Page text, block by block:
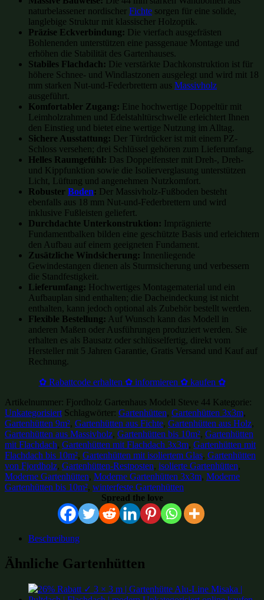
naturbelassener nordischer Fichte sorgen für eine solide,
langlebige Struktur mit klassischer Holzoptik.
Präzise Eckverbindung: Die vierfach ausgefrästen
Bohlenenden unterstützen eine passgenaue Montage und
erhöhen die Stabilität des Gartenhauses.
Stabiles Flachdach: Die verstärkte Dachkonstruktion ist für
höhere Schnee- und Windlastzonen ausgelegt und wird mit 18
mm starken Nut-und-Federbrettern aus Massivholz
ausgeführt.
Komfortabler Zugang: Eine hochwertige Doppeltür mit
Leimholzrahmen und Edelstahltürschwelle erleichtert Ihnen
den Einstieg und bietet eine wertige Nutzung im Alltag.
Sichere Ausstattung: Der Türdrücker ist mit einem PZ-
Schloss versehen; drei Schlüssel gehören zum Lieferumfang.
Helles Raumgefühl: Das Doppelfenster mit Dreh-, Dreh-
und Kippfunktion sowie die Isolierverglasung unterstützen
Licht, Lüftung und angenehmen Nutzkomfort.
Robuster Boden: Der Massivholz-Fußboden besteht
ebenfalls aus 18 mm Nut-und-Federbrettern und wird
inklusive Fußleisten geliefert.
Durchdachte Unterkonstruktion: Imprägnierte
Fundamentbalken bilden eine geschützte Basis und erleichtern
den Aufbau auf einem geeigneten Fundament.
Zusätzliche Windsicherung: Innenliegende
Gewindestangen dienen als Sturmsicherung und verbessern
die Standfestigkeit.
Lieferumfang: Hochwertiges Montagematerial und ein
Aufbauplan sind enthalten; die Dacheindeckung ist nicht
enthalten, kann jedoch optional als Zubehör bestellt werden.
Flexible Bestellung: Auf Wunsch kann das Modell in
anderen Maßen oder Ausführungen produziert werden. Sie
erhalten es als Bausatz oder schlüsselfertig, direkt vom
Hersteller mit 5 Jahren Garantie, Gratis Versand und Kauf auf
Rechnung.
✿ Rabattcode erhalten ✿ informieren ✿ kaufen ✿
Artikelnummer: Fjordholz Gartenhaus Modell Steve 44 Kategorie:
Unkategorisiert Schlagwörter: Gartenhütten, Gartenhütten 3x3m,
Gartenhütten 9m², Gartenhütten aus Fichte, Gartenhütten aus Holz,
Gartenhütten aus Massivholz, Gartenhütten bis 10m², Gartenhütten
mit Flachdach, Gartenhütten mit Flachdach 3x3m, Gartenhütten mit
Flachdach bis 10m², Gartenhütten mit isoliertem Glas, Gartenhütten
von Fjordholz, Gartenhütten-Restposten, isolierte Gartenhütten,
Moderne Gartenhütten, Moderne Gartenhütten 3x3m, Moderne
Gartenhütten bis 10m², winterfeste Gartenhütten
Spread the love
Beschreibung
Ähnliche Gartenhütten